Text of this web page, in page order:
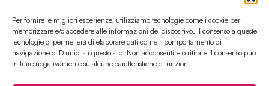
Per fornire le migliori esperienze, utilizziamo tecnologie come i cookie per
memorizzare e/o accedere alle informazioni del dispositivo. Il consenso a queste
tecnologie ci permetterà di elaborare dati come il comportamento di
navigazione o ID unici su questo sito. Non acconsentire o ritirare il consenso può
influire negativamente su alcune caratteristiche e funzioni.
SOSTIENI ANTÌGENE
COLLABORA CON ANTÌGENE
Contatti